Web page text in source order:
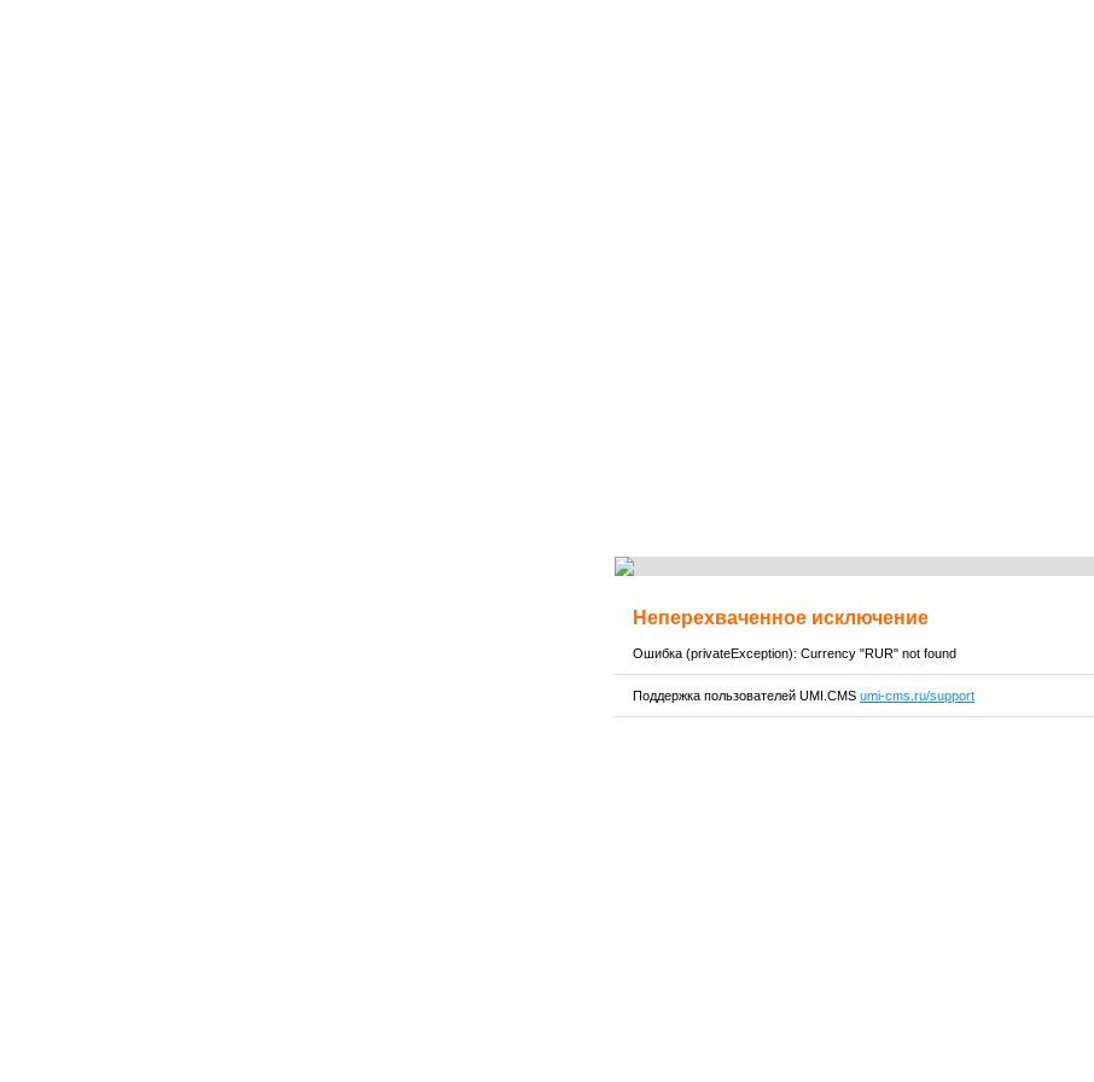
Неперехваченное исключение
Ошибка (privateException): Currency "RUR" not found
Поддержка пользователей UMI.CMS umi-cms.ru/support